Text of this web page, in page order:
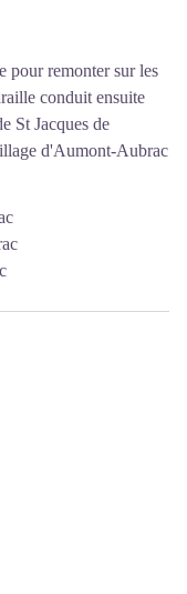
pour remonter sur les
conduit ensuite
St Jacques de
d'Aumont-Aubrac